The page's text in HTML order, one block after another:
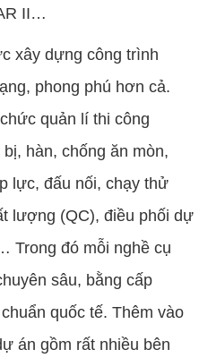
II…
xây dựng công trình
phong phú hơn cả.
quản lí thi công
hàn, chống ăn mòn,
lực, đấu nối, chạy thử
lượng (QC), điều phối dự
Trong đó mỗi nghề cụ
sâu, bằng cấp
quốc tế. Thêm vào
án gồm rất nhiều bên